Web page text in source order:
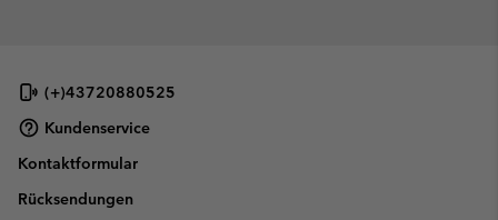
(+)43720880525
Kundenservice
Kontaktformular
Rücksendungen